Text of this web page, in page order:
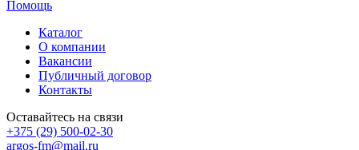
Помощь
Каталог
О компании
Вакансии
Публичный договор
Контакты
Оставайтесь на связи
+375 (29) 500-02-30
argos-fm@mail.ru